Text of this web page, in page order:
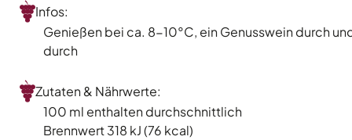
Infos:
Genießen bei ca. 8-10°C, ein Genusswein durch
durch
Zutaten & Nährwerte:
100 ml enthalten durchschnittlich
Brennwert 318 kJ (76 kcal)